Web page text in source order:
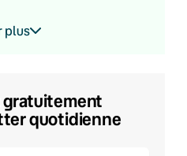
plus
gratuitement
quotidienne